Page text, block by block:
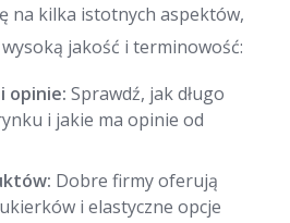
na kilka istotnych aspektów,
jakość i terminowość:
opinie: Sprawdź, jak długo
i jakie ma opinie od
Dobre firmy oferują
i elastyczne opcje